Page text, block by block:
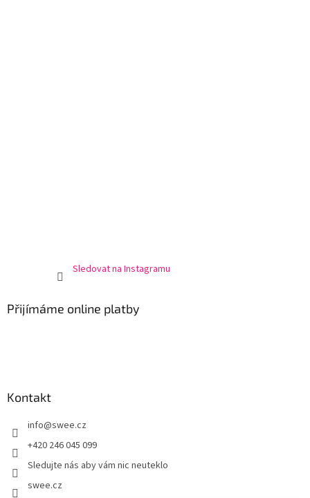
Sledovat na Instagramu
Přijímáme online platby
Kontakt
info@swee.cz
+420 246 045 099
Sledujte nás aby vám nic neuteklo
swee.cz